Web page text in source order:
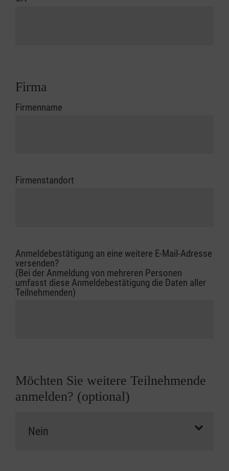
Firma
Firmenname
Firmenstandort
Anmeldebestätigung an eine weitere E-Mail-Adresse
versenden?
(Bei der Anmeldung von mehreren Personen
umfasst diese Anmeldebestätigung die Daten aller
Teilnehmenden)
Möchten Sie weitere Teilnehmende
anmelden? (optional)